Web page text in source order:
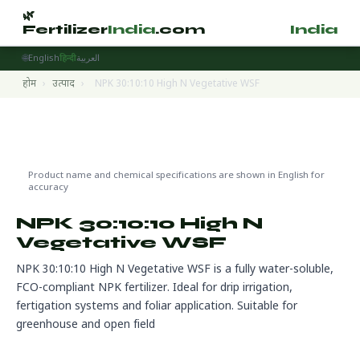
🌿
FertilizerIndia.com India
🌐Englishहिन्दीالعربية
होम › उत्पाद › NPK 30:10:10 High N Vegetative WSF
Product name and chemical specifications are shown in English for
accuracy
NPK 30:10:10 High N
Vegetative WSF
NPK 30:10:10 High N Vegetative WSF is a fully water-soluble,
FCO-compliant NPK fertilizer. Ideal for drip irrigation,
fertigation systems and foliar application. Suitable for
greenhouse and open field